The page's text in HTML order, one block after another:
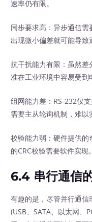
速率仍有限。
同步要求高：异步通信
出现微小偏差就可能导致
抗干扰能力有限：虽然
准在工业环境中容易受到
组网能力差：RS-232仅
需要主从轮询机制，难以
校验能力弱：硬件提供
的CRC校验需要软件实现。
6.4 串行通信
有趣的是，尽管并行通信
(USB、SATA、以太网、